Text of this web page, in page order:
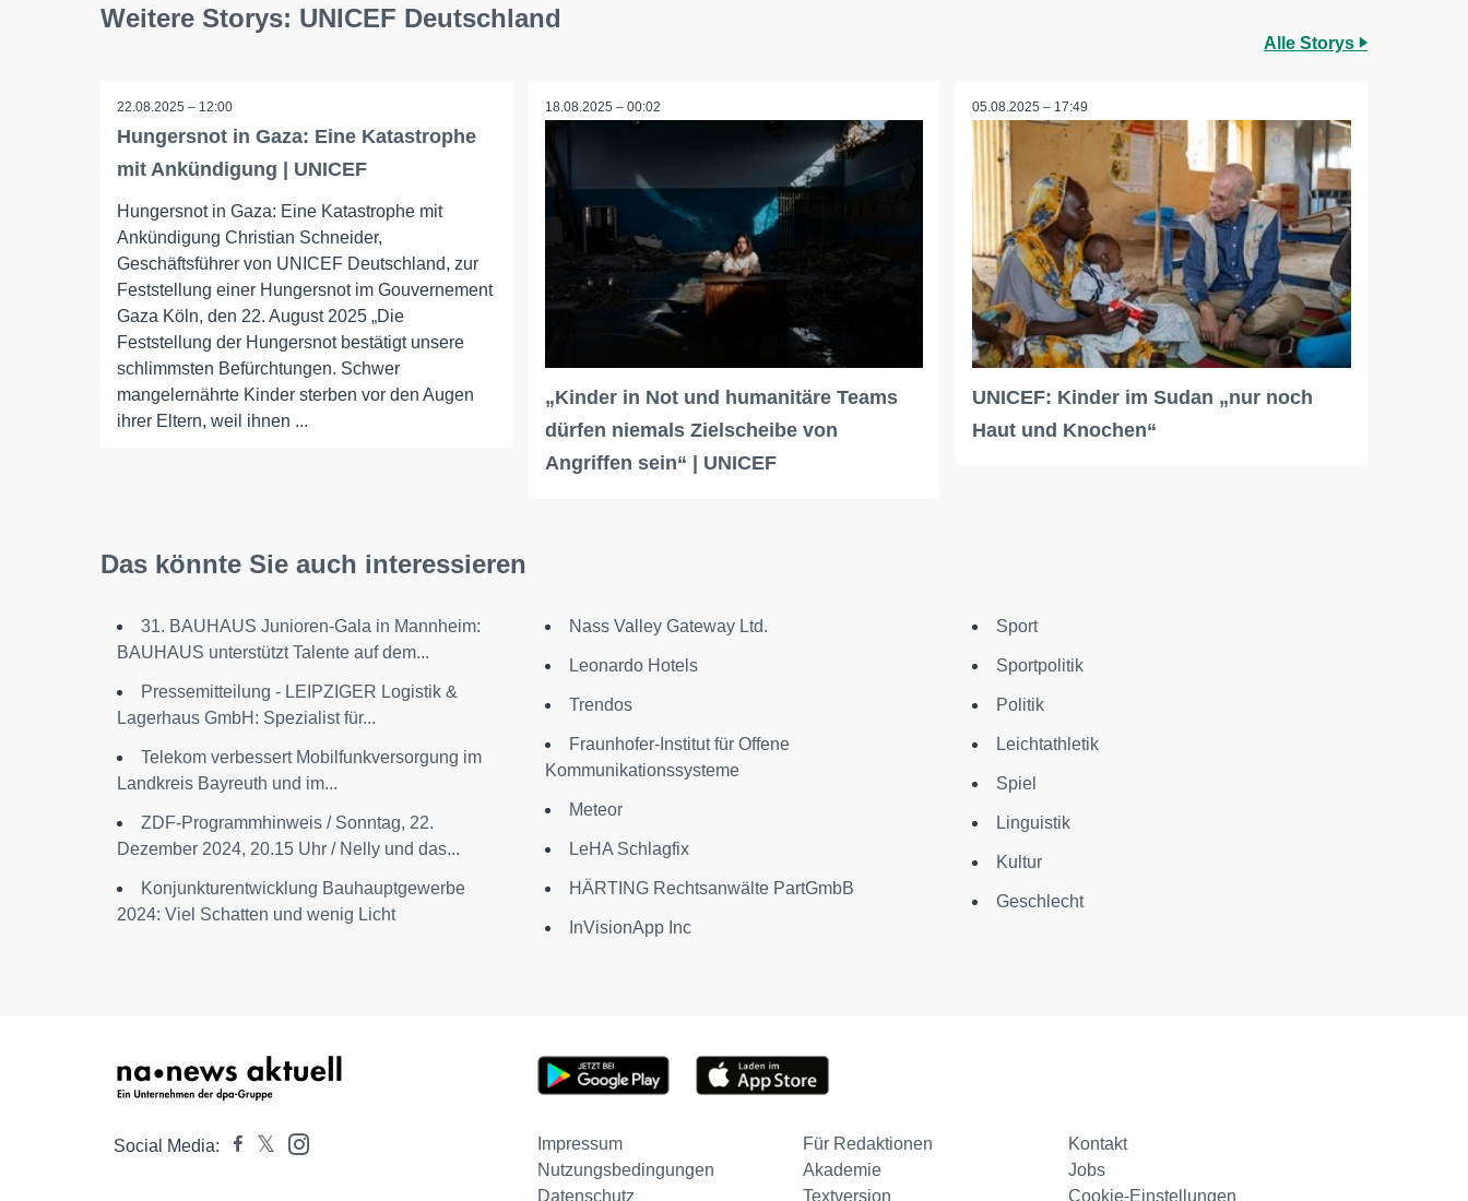
Weitere Storys: UNICEF Deutschland
Alle Storys
22.08.2025 – 12:00
Hungersnot in Gaza: Eine Katastrophe
mit Ankündigung | UNICEF
Hungersnot in Gaza: Eine Katastrophe mit
Ankündigung Christian Schneider,
Geschäftsführer von UNICEF Deutschland, zur
Feststellung einer Hungersnot im Gouvernement
Gaza Köln, den 22. August 2025 „Die
Feststellung der Hungersnot bestätigt unsere
schlimmsten Befürchtungen. Schwer
mangelernährte Kinder sterben vor den Augen
ihrer Eltern, weil ihnen ...
18.08.2025 – 00:02
„Kinder in Not und humanitäre Teams
dürfen niemals Zielscheibe von
Angriffen sein“ | UNICEF
05.08.2025 – 17:49
UNICEF: Kinder im Sudan „nur noch
Haut und Knochen“
Das könnte Sie auch interessieren
31. BAUHAUS Junioren-Gala in Mannheim:
BAUHAUS unterstützt Talente auf dem...
Pressemitteilung - LEIPZIGER Logistik &
Lagerhaus GmbH: Spezialist für...
Telekom verbessert Mobilfunkversorgung im
Landkreis Bayreuth und im...
ZDF-Programmhinweis / Sonntag, 22.
Dezember 2024, 20.15 Uhr / Nelly und das...
Konjunkturentwicklung Bauhauptgewerbe
2024: Viel Schatten und wenig Licht
Nass Valley Gateway Ltd.
Leonardo Hotels
Trendos
Fraunhofer-Institut für Offene
Kommunikationssysteme
Meteor
LeHA Schlagfix
HÄRTING Rechtsanwälte PartGmbB
InVisionApp Inc
Sport
Sportpolitik
Politik
Leichtathletik
Spiel
Linguistik
Kultur
Geschlecht
Social Media: Impressum Für Redaktionen
Kontakt
Nutzungsbedingungen
Akademie
Jobs
Datenschutz
Textversion Cookie-Einstellungen